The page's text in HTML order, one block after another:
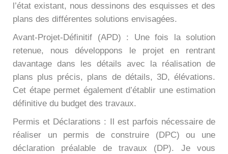
l’état existant, nous dessinons des esquisses et des
plans des différentes solutions envisagées.
Avant-Projet-Définitif (APD) : Une fois la solution
retenue, nous développons le projet en rentrant
davantage dans les détails avec la réalisation de
plans plus précis, plans de détails, 3D, élévations.
Cet étape permet également d’établir une estimation
définitive du budget des travaux.
Permis et Déclarations : Il est parfois nécessaire de
réaliser un permis de construire (DPC) ou une
déclaration préalable de travaux (DP). Je vous